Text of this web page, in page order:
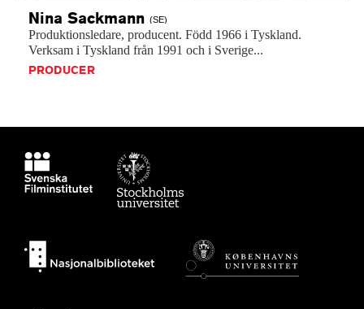
Nina Sackmann (SE)
Produktionsledare, producent. Född 1966 i Tyskland.
Verksam i Tyskland från 1991 och i Sverige...
PRODUCER